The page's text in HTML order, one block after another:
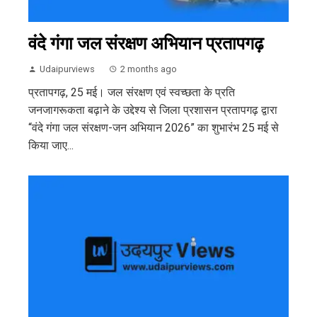
वंदे गंगा जल संरक्षण अभियान प्रतापगढ़
Udaipurviews 2 months ago
प्रतापगढ़, 25 मई। जल संरक्षण एवं स्वच्छता के प्रति
जनजागरूकता बढ़ाने के उद्देश्य से जिला प्रशासन प्रतापगढ़ द्वारा
“वंदे गंगा जल संरक्षण-जन अभियान 2026” का शुभारंभ 25 मई से
किया जाए...